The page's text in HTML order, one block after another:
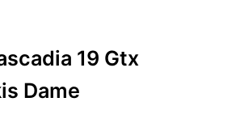
19 Gtx
Dame